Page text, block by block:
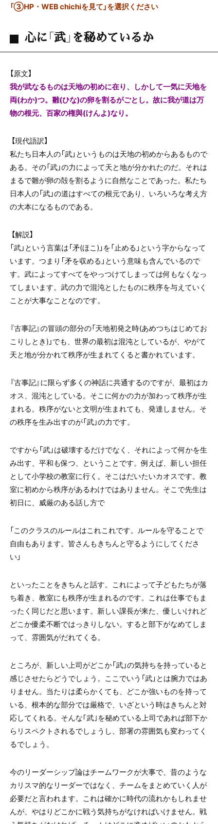
「③HP・WEB chichiを見て」を選択ください
心に「武」を秘めているか
【原文】
我が武なるものは天地の初めに在り、しかして一気に天地を
両(わか)つ。雛(ひな)の卵を割るがごとし。故に我が道は万
物の根元、百家の権與(けんよ)なり。
【現代語訳】
私たち日本人の「武」というものは天地の初めからあるもので
ある。その「武」の力によって天と地が分かれたのだ。それは
まるで雛が卵の殻を割るように自然なことであった。私たち
日本人の「武」の道はすべての根元であり、いろいろな考え方
の大本になるものである。
【解説】
「武」という言葉は「矛(ほこ)」を「止める」という字からなって
います。つまり「矛を収める」という意味も含んでいるので
す。武によってすべてをやっつけてしまっては何もなくなっ
てしまいます。武の力で混沌としたものに秩序を与えていく
ことが大事なことなのです。
『古事記』の冒頭の部分の「天地初発之時(あめつちはじめてお
こりしとき)」でも、世界の最初は混沌としているが、やがて
天と地が分かれて秩序が生まれてくると書かれています。
『古事記』に限らず多くの神話に共通するのですが、最初はカ
オス、混沌としている。そこに何かの力が加わって秩序が生
まれる。秩序がないと文明が生まれても、発達しません。そ
の秩序を生み出すのが「武」の力です。
ですから「武」は破壊するだけでなく、それによって何かを生
み出す、平和も保つ、ということです。例えば、新しい担任
として小学校の教室に行く。そこはだいたいカオスです。教
室に初めから秩序があるわけではありません。そこで先生は
初日に、威厳のある話し方で
「このクラスのルールはこれこれです。ルールを守ることで
自由もあります。皆さんもきちんと守るようにしてくださ
い」
といったことをきちんと話す。これによって子どもたちが落
ち着き、教室にも秩序が生まれるのです。これは仕事でもま
ったく同じだと思います。新しい課長が来た、優しいけれど
どこか優柔不断ではっきりしない。すると部下がなめてしま
って、雰囲気がだれてくる。
ところが、新しい上司がどこか「武」の気持ちを持っていると
感じさせたらどうでしょう。ここでいう「武」とは腕力ではあ
りません。当たりは柔らかくても、どこか強いものを持って
いる、根本的な部分では厳格で、いざという時はきちんと対
応してくれる。そんな｢武｣を秘めている上司であれば部下か
らリスペクトされるでしょうし、部署の雰囲気も変わってく
るでしょう。
今のリーダーシップ論はチームワークが大事で、昔のような
カリスマ的なリーダーではなく、チームをまとめていく人が
必要だと言われます。これは確かに時代の流れかもしれませ
んが、やはりどこかに戦う気持ちがなければいけません。戦